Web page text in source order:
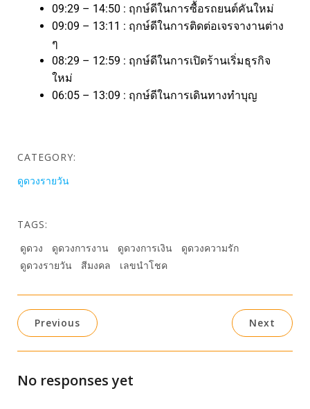
09:29 – 14:50 : ฤกษ์ดีในการซื้อรถยนต์คันใหม่
09:09 – 13:11 : ฤกษ์ดีในการติดต่อเจรจางานต่าง
ๆ
08:29 – 12:59 : ฤกษ์ดีในการเปิดร้านเริ่มธุรกิจ
ใหม่
06:05 – 13:09 : ฤกษ์ดีในการเดินทางทำบุญ
CATEGORY:
ดูดวงรายวัน
TAGS:
ดูดวง
ดูดวงการงาน ดูดวงการเงิน
ดูดวงความรัก
ดูดวงรายวัน
สีมงคล เลขนำโชค
Previous Next
No responses yet